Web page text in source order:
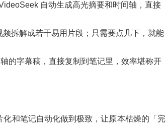
自动生成高光摘要和时间轴，直接
拆解成若干易用片段；只需要点几下，就能
的字幕稿，直接复制到笔记里，效率堪称开
和笔记自动化做到极致，让原本枯燥的「完